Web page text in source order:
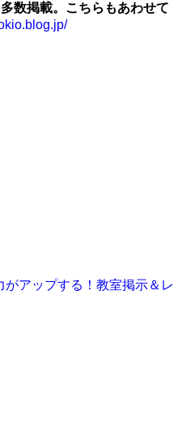
数掲載。こちらもあわせて
がアップする！教室掲示＆レ